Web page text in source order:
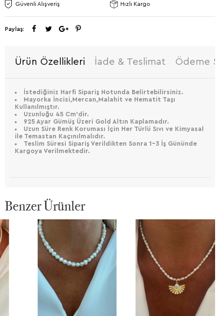
Güvenli Alışveriş Hızlı Kargo
Paylaş:
Ürün Özellikleri İade & Teslimat Ödeme
İstediğiniz Harfi Sipariş Notunda Belirtebilirsiniz.
Mayorka İncisi,Mercan,Malahit ve Hematit Taşı
Kullanılmıştır.
Uzunluğu 45 Cm’dir.
925 Ayar Gümüş Üzeri Gold Altın Kaplamadır.
Uzun Süre Renk Koruması İçin Her Türlü Sıvı ve Kimyasal
ile Temastan Kaçınılmalıdır.
Teslim Süresi Sipariş Verildikten Sonra 1-3 İş Gününde
Kargoya Verilmektedir.
Benzer Ürünler